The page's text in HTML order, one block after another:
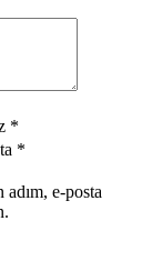
*
*
e-posta